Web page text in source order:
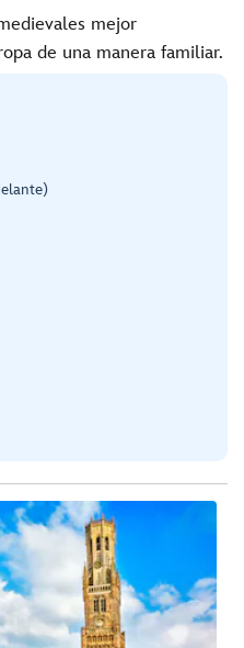
mejor
de una manera familiar.